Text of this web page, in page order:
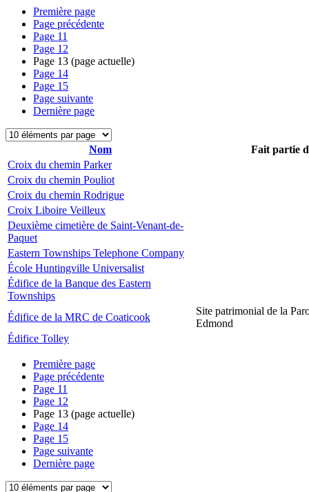
Première page
Page précédente
Page 11
Page 12
Page 13 (page actuelle)
Page 14
Page 15
Page suivante
Dernière page
Nom
Fait partie
Croix du chemin Parker
Croix du chemin Pouliot
Croix du chemin Rodrigue
Croix Liboire Veilleux
Deuxième cimetière de Saint-Venant-de-
Paquet
Eastern Townships Telephone Company
École Huntingville Universalist
Édifice de la Banque des Eastern
Townships
Édifice de la MRC de Coaticook
Site patrimonial de la
Edmond
Édifice Tolley
Première page
Page précédente
Page 11
Page 12
Page 13 (page actuelle)
Page 14
Page 15
Page suivante
Dernière page